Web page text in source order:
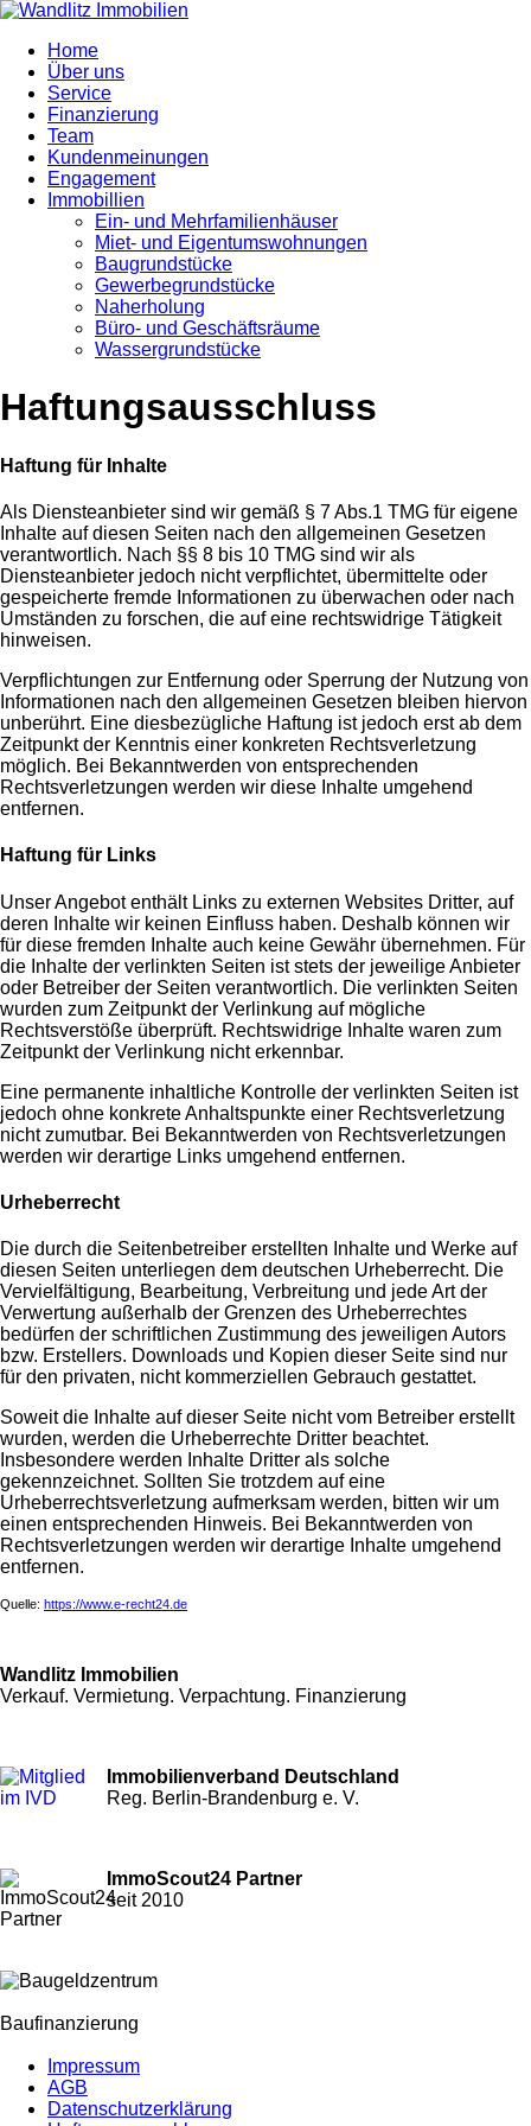
Home
Über uns
Service
Finanzierung
Team
Kundenmeinungen
Engagement
Immobillien
Ein- und Mehrfamilienhäuser
Miet- und Eigentumswohnungen
Baugrundstücke
Gewerbegrundstücke
Naherholung
Büro- und Geschäftsräume
Wassergrundstücke
Haftungsausschluss
Haftung für Inhalte
Als Diensteanbieter sind wir gemäß § 7 Abs.1 TMG für eigene
Inhalte auf diesen Seiten nach den allgemeinen Gesetzen
verantwortlich. Nach §§ 8 bis 10 TMG sind wir als
Diensteanbieter jedoch nicht verpflichtet, übermittelte oder
gespeicherte fremde Informationen zu überwachen oder nach
Umständen zu forschen, die auf eine rechtswidrige Tätigkeit
hinweisen.
Verpflichtungen zur Entfernung oder Sperrung der Nutzung von
Informationen nach den allgemeinen Gesetzen bleiben hiervon
unberührt. Eine diesbezügliche Haftung ist jedoch erst ab dem
Zeitpunkt der Kenntnis einer konkreten Rechtsverletzung
möglich. Bei Bekanntwerden von entsprechenden
Rechtsverletzungen werden wir diese Inhalte umgehend
entfernen.
Haftung für Links
Unser Angebot enthält Links zu externen Websites Dritter, auf
deren Inhalte wir keinen Einfluss haben. Deshalb können wir
für diese fremden Inhalte auch keine Gewähr übernehmen. Für
die Inhalte der verlinkten Seiten ist stets der jeweilige Anbieter
oder Betreiber der Seiten verantwortlich. Die verlinkten Seiten
wurden zum Zeitpunkt der Verlinkung auf mögliche
Rechtsverstöße überprüft. Rechtswidrige Inhalte waren zum
Zeitpunkt der Verlinkung nicht erkennbar.
Eine permanente inhaltliche Kontrolle der verlinkten Seiten ist
jedoch ohne konkrete Anhaltspunkte einer Rechtsverletzung
nicht zumutbar. Bei Bekanntwerden von Rechtsverletzungen
werden wir derartige Links umgehend entfernen.
Urheberrecht
Die durch die Seitenbetreiber erstellten Inhalte und Werke auf
diesen Seiten unterliegen dem deutschen Urheberrecht. Die
Vervielfältigung, Bearbeitung, Verbreitung und jede Art der
Verwertung außerhalb der Grenzen des Urheberrechtes
bedürfen der schriftlichen Zustimmung des jeweiligen Autors
bzw. Erstellers. Downloads und Kopien dieser Seite sind nur
für den privaten, nicht kommerziellen Gebrauch gestattet.
Soweit die Inhalte auf dieser Seite nicht vom Betreiber erstellt
wurden, werden die Urheberrechte Dritter beachtet.
Insbesondere werden Inhalte Dritter als solche
gekennzeichnet. Sollten Sie trotzdem auf eine
Urheberrechtsverletzung aufmerksam werden, bitten wir um
einen entsprechenden Hinweis. Bei Bekanntwerden von
Rechtsverletzungen werden wir derartige Inhalte umgehend
entfernen.
Quelle: https://www.e-recht24.de
Wandlitz Immobilien
Verkauf. Vermietung. Verpachtung. Finanzierung
Immobilienverband Deutschland
Reg. Berlin-Brandenburg e. V.
ImmoScout24 Partner
seit 2010
Baufinanzierung
Impressum
AGB
Datenschutzerklärung